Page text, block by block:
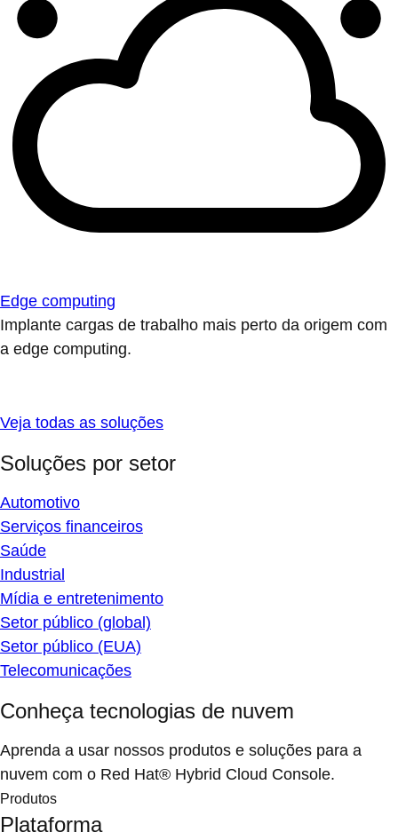
Edge computing
Implante cargas de trabalho mais perto da origem com
a edge computing.
Veja todas as soluções
Soluções por setor
Automotivo
Serviços financeiros
Saúde
Industrial
Mídia e entretenimento
Setor público (global)
Setor público (EUA)
Telecomunicações
Conheça tecnologias de nuvem
Aprenda a usar nossos produtos e soluções para a
nuvem com o Red Hat® Hybrid Cloud Console.
Produtos
Plataforma